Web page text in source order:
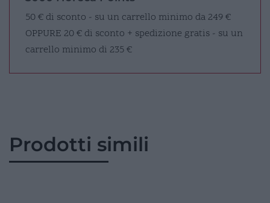
50 € di sconto - su un carrello minimo da 249 €
OPPURE 20 € di sconto + spedizione gratis - su un
carrello minimo di 235 €
Prodotti simili